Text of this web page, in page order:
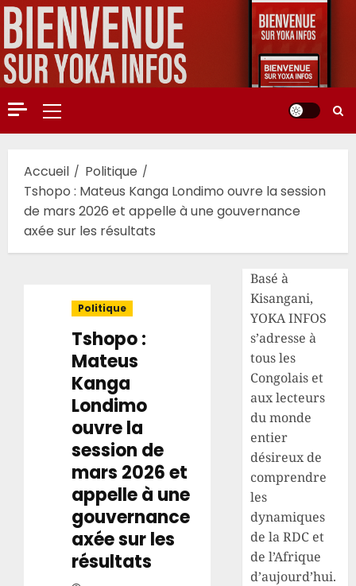
Aller
au
contenu
Menu
principal
Accueil
Politique
Tshopo : Mateus Kanga Londimo ouvre la session
de mars 2026 et appelle à une gouvernance
axée sur les résultats
Politique
Tshopo :
Mateus
Kanga
Londimo
ouvre la
session de
mars 2026 et
appelle à une
gouvernance
axée sur les
résultats
Basé à
Kisangani,
YOKA INFOS
s’adresse à
tous les
Congolais et
aux lecteurs
du monde
entier
désireux de
comprendre
les
dynamiques
de la RDC et
de l’Afrique
d’aujourd’hui.